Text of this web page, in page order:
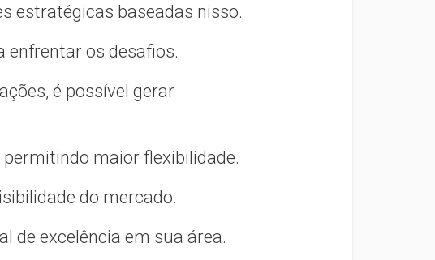
estratégicas baseadas nisso.
enfrentar os desafios.
é possível gerar
maior flexibilidade.
do mercado.
de excelência em sua área.